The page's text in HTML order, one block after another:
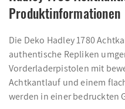
Produktinformationen
Die Deko Hadley 1780
authentische Repliken
Vorderladerpistolen mit
Achtkantlauf und einem
werden in einer bedruckten